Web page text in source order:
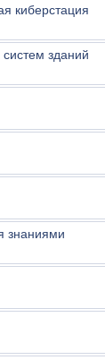
киберстация
зданий
знаниями